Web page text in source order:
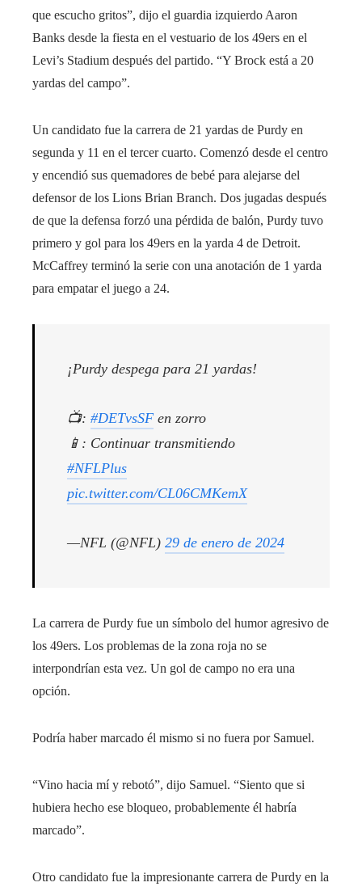
que escucho gritos”, dijo el guardia izquierdo Aaron
Banks desde la fiesta en el vestuario de los 49ers en el
Levi’s Stadium después del partido. “Y Brock está a 20
yardas del campo”.
Un candidato fue la carrera de 21 yardas de Purdy en
segunda y 11 en el tercer cuarto. Comenzó desde el centro
y encendió sus quemadores de bebé para alejarse del
defensor de los Lions Brian Branch. Dos jugadas después
de que la defensa forzó una pérdida de balón, Purdy tuvo
primero y gol para los 49ers en la yarda 4 de Detroit.
McCaffrey terminó la serie con una anotación de 1 yarda
para empatar el juego a 24.
¡Purdy despega para 21 yardas!
📺: #DETvsSF en zorro
📱: Continuar transmitiendo
#NFLPlus
pic.twitter.com/CL06CMKemX
—NFL (@NFL) 29 de enero de 2024
La carrera de Purdy fue un símbolo del humor agresivo de
los 49ers. Los problemas de la zona roja no se
interpondrían esta vez. Un gol de campo no era una
opción.
Podría haber marcado él mismo si no fuera por Samuel.
“Vino hacia mí y rebotó”, dijo Samuel. “Siento que si
hubiera hecho ese bloqueo, probablemente él habría
marcado”.
Otro candidato fue la impresionante carrera de Purdy en la